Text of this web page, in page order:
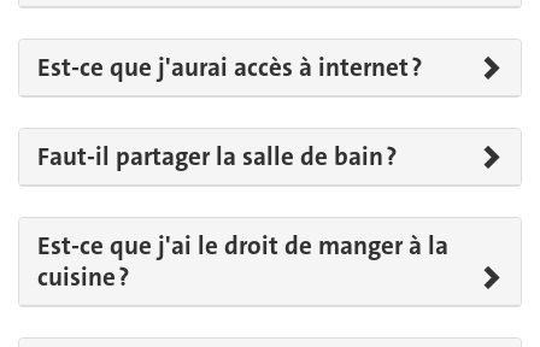
Est-ce que j'aurai accès à internet ?
Faut-il partager la salle de bain ?
Est-ce que j'ai le droit de manger à la
cuisine ?